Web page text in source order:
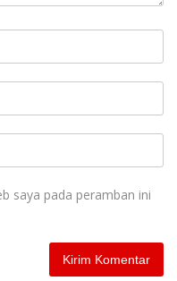
saya pada peramban ini